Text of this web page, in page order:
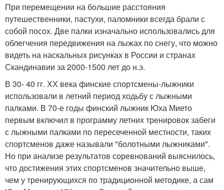
При перемещении на большие расстояния
путешественники, пастухи, паломники всегда брали с
собой посох. Две палки изначально использовались для
облегчения передвижения на лыжах по снегу, что можно
видеть на наскальных рисунках в России и странах
Скандинавии за 2000-1500 лет до н.э.
В 30- 40 гг. ХХ века финские спортсмены-лыжники
использовали в летний период ходьбу с лыжными
палками. В 70-е годы финский лыжник Юха Мието
первым включил в программу летних тренировок забеги
с лыжными палками по пересеченной местности, таких
спортсменов даже называли "болотными лыжниками".
Но при анализе результатов соревнований выяснилось,
что достижения этих спортсменов значительно выше,
чем у тренирующихся по традиционной методике, а сам